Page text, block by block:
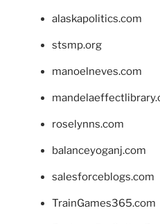
alaskapolitics.com
stsmp.org
manoelneves.com
roselynns.com
balanceyoganj.com
salesforceblogs.com
TrainGames365.com